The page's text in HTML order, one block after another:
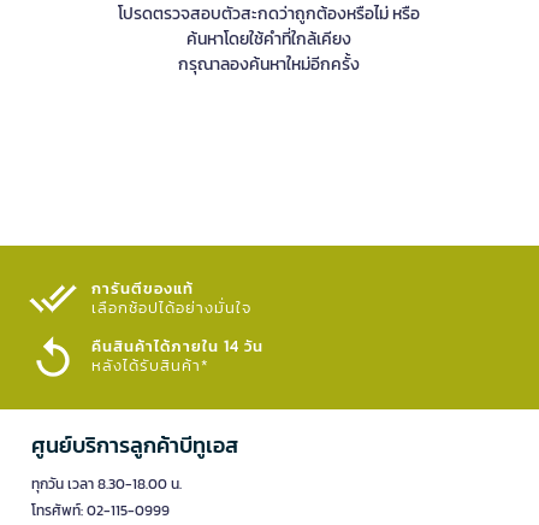
โปรดตรวจสอบตัวสะกดว่าถูกต้องหรือไม่ หรือ
ค้นหาโดยใช้คำที่ใกล้เคียง
กรุณาลองค้นหาใหม่อีกครั้ง
การันตีของแท้
เลือกช้อปได้อย่างมั่นใจ​
คืนสินค้าได้ภายใน 14 วัน
หลังได้รับสินค้า*
ศูนย์บริการลูกค้าบีทูเอส
ทุกวัน เวลา 8.30-18.00 น.
โทรศัพท์: 02-115-0999